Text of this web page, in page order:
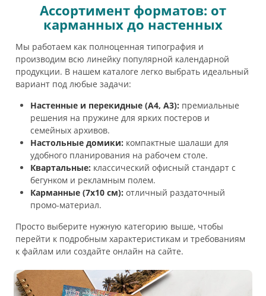
Ассортимент форматов: от
карманных до настенных
Мы работаем как полноценная типография и
производим всю линейку популярной календарной
продукции. В нашем каталоге легко выбрать идеальный
вариант под любые задачи:
Настенные и перекидные (А4, А3): премиальные
решения на пружине для ярких постеров и
семейных архивов.
Настольные домики: компактные шалаши для
удобного планирования на рабочем столе.
Квартальные: классический офисный стандарт с
бегунком и рекламным полем.
Карманные (7х10 см): отличный раздаточный
промо-материал.
Просто выберите нужную категорию выше, чтобы
перейти к подробным характеристикам и требованиям
к файлам или создайте онлайн на сайте.